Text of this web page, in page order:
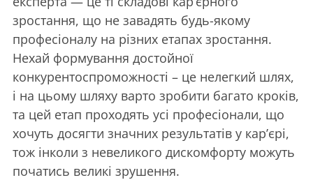
зростання, що не завадять будь-якому
професіоналу на різних етапах зростання.
Нехай формування достойної
конкурентоспроможності – це нелегкий шлях,
і на цьому шляху варто зробити багато кроків,
та цей етап проходять усі професіонали, що
хочуть досягти значних результатів у кар’єрі,
тож інколи з невеликого дискомфорту можуть
початись великі зрушення.